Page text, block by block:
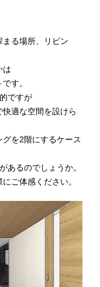
る場所、リビン
は
す。
ですが
適な空間を設けら
を2階にするケース
あるのでしょうか。
ご体感ください。